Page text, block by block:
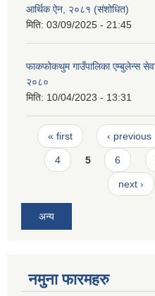
आर्थिक ऐन, २०८१ (संशोधित)
मिति: 03/09/2025 - 21:45
फाकफोकथुम गाउँपालिका एम्बुलेन्स
२०८०
मिति: 10/04/2023 - 13:31
Pages
« first ‹ previous
4 5 6
next ›
अन्य
नमुना फारमहरु